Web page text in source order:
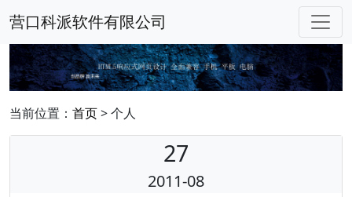
营口科派软件有限公司
当前位置： 首页> 个人
27
2011-08